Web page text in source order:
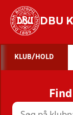
DBU
KLUB/HOLD